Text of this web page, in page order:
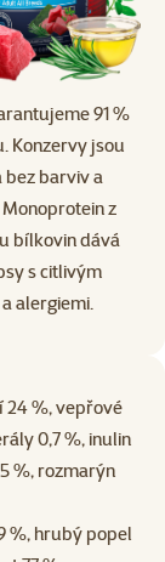
91 %
Konzervy jsou
bez barviv a
z
bílkovin dává
s citlivým
alergiemi.
24 %, vepřové
0,7 %, inulin
%, rozmarýn
%, hrubý popel